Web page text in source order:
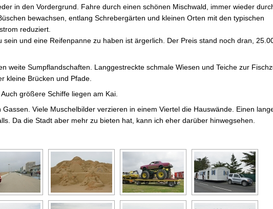
in den Vordergrund. Fahre durch einen schönen Mischwald, immer wieder
bewachsen, entlang Schrebergärten und kleinen Orten mit den typischen
reduziert.
und eine Reifenpanne zu haben ist ärgerlich. Der Preis stand noch dran,
weite Sumpflandschaften. Langgestreckte schmale Wiesen und Teiche zur
kleine Brücken und Pfade.
größere Schiffe liegen am Kai.
Viele Muschelbilder verzieren in einem Viertel die Hauswände. Einen
Da die Stadt aber mehr zu bieten hat, kann ich eher darüber hinwegsehen.